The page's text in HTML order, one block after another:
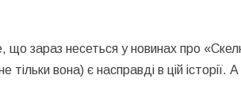
що зараз несеться у новинах про
вона) є насправді в цій